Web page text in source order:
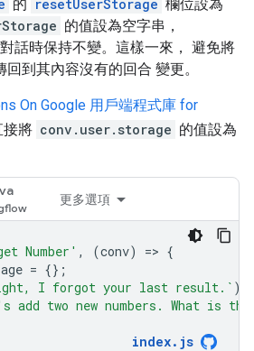
的 resetUserStorage 欄位設為
的值設為空字串，
話時保持不變。這樣一來， 避免將
回到其內容沒有的回合 變更。
On Google 用戶端程式庫 for
接將 conv.user.storage 的值設為
更多選項
Number' , (conv) => {
= {};
I forgot your last result.` );
add two new numbers. What is
index. js